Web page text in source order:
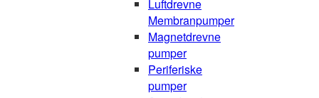
Luftdrevne
Membranpumper
Magnetdrevne
pumper
Periferiske
pumper